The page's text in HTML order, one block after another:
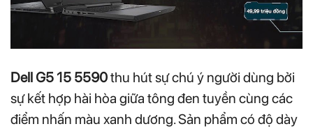
Dell G5 15 5590thu hút sự chú ý người dùng bởi
sự kết hợp hài hòa giữa tông đen tuyền cùng các
điểm nhấn màu xanh dương. Sản phẩm có độ dày